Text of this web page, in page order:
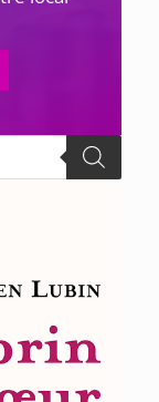
–
de